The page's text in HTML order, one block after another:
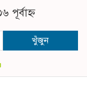
পূর্বাহ্ন
খুঁজুন